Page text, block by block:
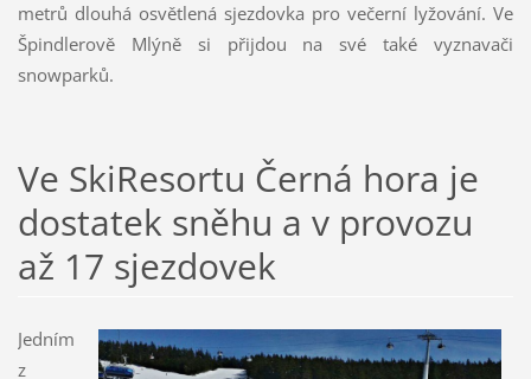
metrů dlouhá osvětlená sjezdovka pro večerní lyžování. Ve
Špindlerově Mlýně si přijdou na své také vyznavači
snowparků.
Ve SkiResortu Černá hora je
dostatek sněhu a v provozu
až 17 sjezdovek
Jedním
z